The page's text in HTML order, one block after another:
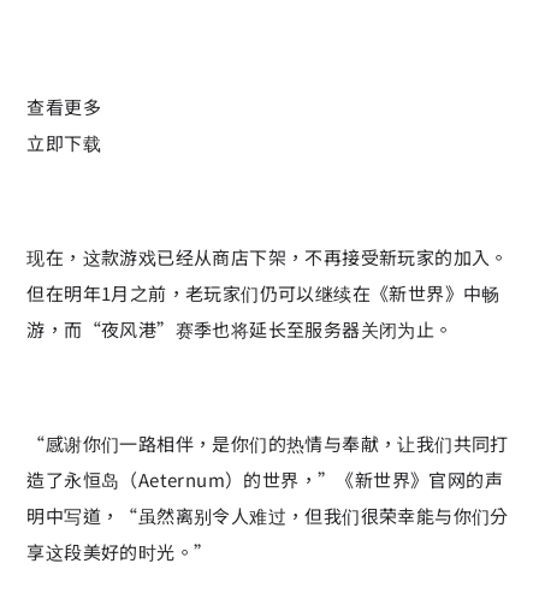
查看更多
立即下载
现在，这款游戏已经从商店下架，不再接受新玩家的加入。
但在明年1月之前，老玩家们仍可以继续在《新世界》中畅
游，而“夜风港”赛季也将延长至服务器关闭为止。
“感谢你们一路相伴，是你们的热情与奉献，让我们共同打
造了永恒岛（Aeternum）的世界，”《新世界》官网的声
明中写道，“虽然离别令人难过，但我们很荣幸能与你们分
享这段美好的时光。”